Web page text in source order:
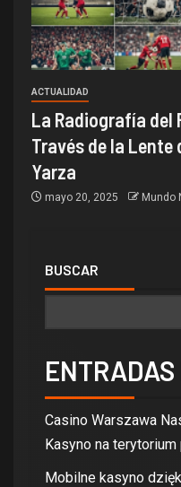
ACTUALIDAD
La Radiografía del
Través de la Lente
Yarza
mayo 20, 2025 Mundo
BUSCAR
Casino Warszawa
Kasyno na
Mobilne kasyno